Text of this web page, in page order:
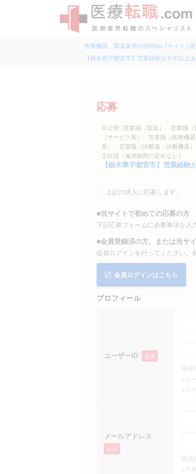
医療機器、製薬業界の国内No.1サイト |
【栃木県宇都宮市】営業経験が５年以上
応募
非公開 / 営業職（製薬）、営業職
（サービス系）、営業職（医療機
系）、営業職（診断薬・診断機器
正社員（雇用期間の定めなし）
【栃木県宇都宮市】営業経
上記の求人に応募します。
■当サイトで初めての応募の方
下記応募フォームに必要事項を入
■会員登録済の方、または当サ
会員ログインを行ってください。
会員ログインはこちら
プロフィール
ユーザーID 必須
確認
※メ
※ロ
メールアドレス
必須
確認
※半